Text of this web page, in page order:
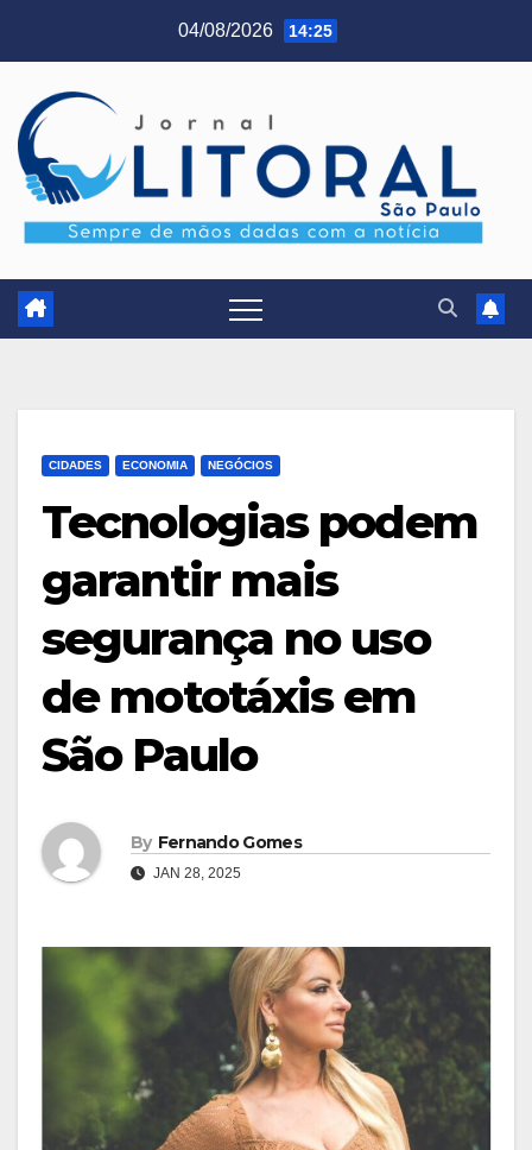
04/08/2026 14:25
CIDADES ECONOMIA NEGÓCIOS
Tecnologias podem
garantir mais
segurança no uso
de mototáxis em
São Paulo
By Fernando Gomes
JAN 28, 2025